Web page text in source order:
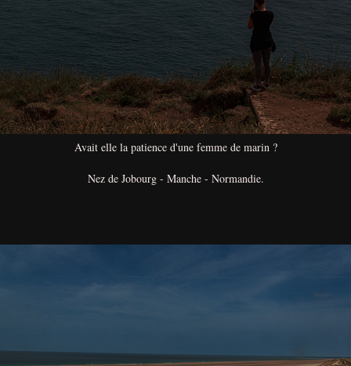
Avait elle la patience d'une femme de marin ?
Nez de Jobourg - Manche - Normandie.